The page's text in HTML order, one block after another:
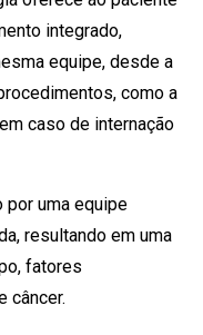
integrado,
equipe, desde a
como a
caso de internação
uma equipe
resultando em uma
fatores
câncer.